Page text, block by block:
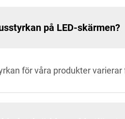
på LED-skärmen?
för våra produkter